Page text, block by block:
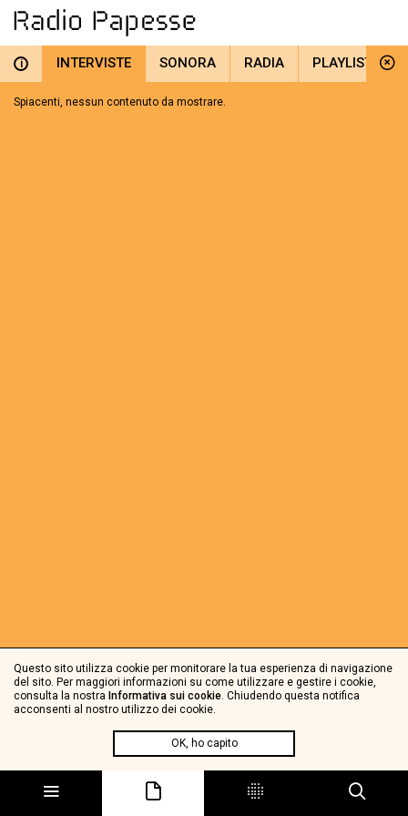
i INTERVISTE SONORA RADIA PLAYLIST
Spiacenti, nessun contenuto da mostrare.
Questo sito utilizza cookie per monitorare la tua esperienza di navigazione
del sito. Per maggiori informazioni su come utilizzare e gestire i cookie,
consulta la nostra Informativa sui cookie. Chiudendo questa notifica
acconsenti al nostro utilizzo dei cookie.
OK, ho capito